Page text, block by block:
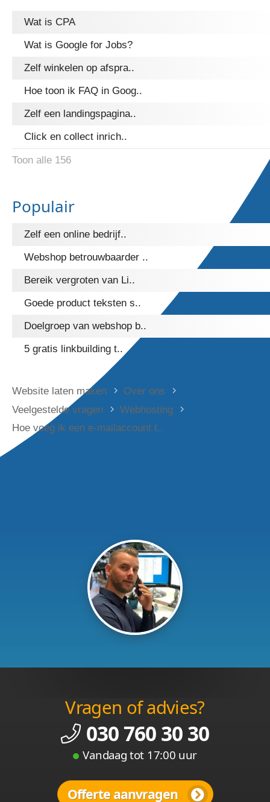
Wat is CPA
Wat is Google for Jobs?
Zelf winkelen op afspra..
Hoe toon ik FAQ in Goog..
Zelf een landingspagina..
Click en collect inrich..
Toon alle 156
Populair
Zelf een online bedrijf..
Webshop betrouwbaarder ..
Bereik vergroten van Li..
Goede product teksten s..
Doelgroep van webshop b..
5 gratis linkbuilding t..
Website laten maken
Over ons
Veelgestelde vragen
Webhosting
Hoe voeg ik een e-mailaccount t..
Vragen of advies?
030 760 30 30
Vandaag tot 17:00 uur
Offerte aanvragen